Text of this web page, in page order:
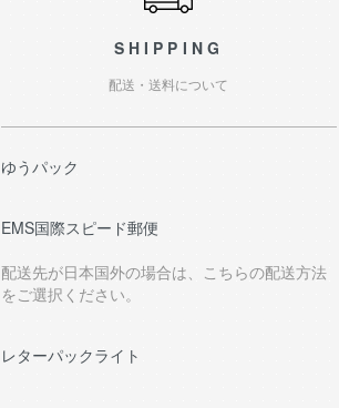
SHIPPING
配送・送料について
ゆうパック
EMS国際スピード郵便
配送先が日本国外の場合は、こちらの配送方法
をご選択ください。
レターパックライト